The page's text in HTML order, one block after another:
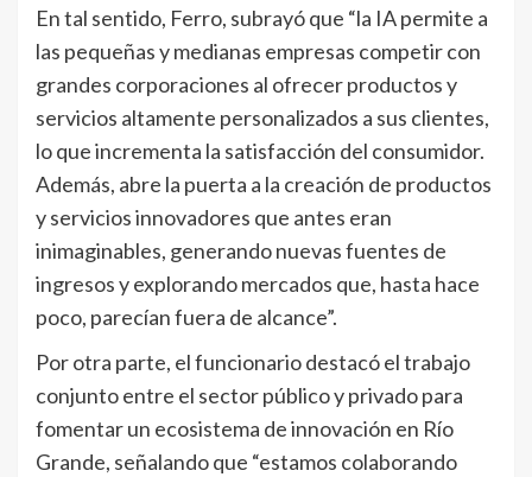
En tal sentido, Ferro, subrayó que “la IA permite a
las pequeñas y medianas empresas competir con
grandes corporaciones al ofrecer productos y
servicios altamente personalizados a sus clientes,
lo que incrementa la satisfacción del consumidor.
Además, abre la puerta a la creación de productos
y servicios innovadores que antes eran
inimaginables, generando nuevas fuentes de
ingresos y explorando mercados que, hasta hace
poco, parecían fuera de alcance”.
Por otra parte, el funcionario destacó el trabajo
conjunto entre el sector público y privado para
fomentar un ecosistema de innovación en Río
Grande, señalando que “estamos colaborando